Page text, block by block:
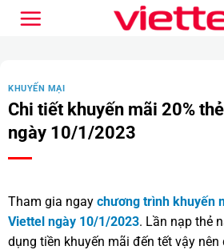
qua
KHUYẾN MẠI
Chi tiết khuyến mãi 20%
ngày 10/1/2023
Tham gia ngay chương trình khuyến
Viettel ngày 10/1/2023. Lần nạp thẻ
dụng tiền khuyến mãi đến tết vậy